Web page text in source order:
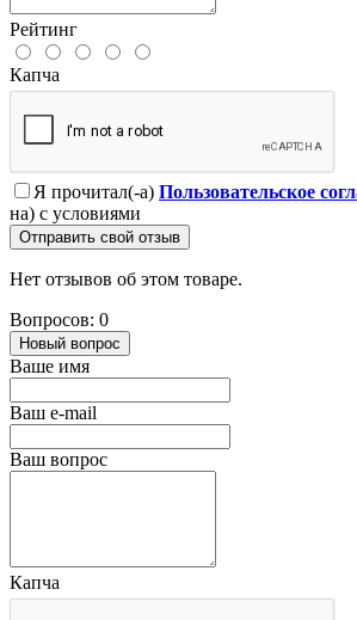
Рейтинг
Капча
Я прочитал(-а) Пользовательское
на) с условиями
Отправить свой отзыв
Нет отзывов об этом товаре.
Вопросов: 0
Новый вопрос
Ваше имя
Ваш e-mail
Ваш вопрос
Капча